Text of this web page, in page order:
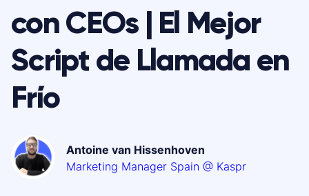
con CEOs | El Mejor
Script de Llamada en
Frío
Antoine van Hissenhoven
Marketing Manager Spain @ Kaspr